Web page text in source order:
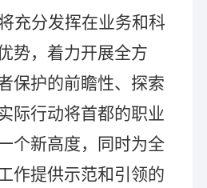
充分发挥在业务和科
势，着力开展全方
保护的前瞻性、探索
际行动将首都的职业
个新高度，同时为全
作提供示范和引领的